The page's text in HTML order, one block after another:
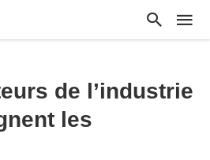
de l’industrie
les